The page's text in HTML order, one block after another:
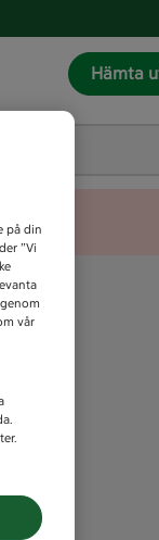
Hämta
på din
”Vi
vår